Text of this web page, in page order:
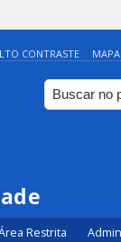
CONTRASTE
Restrita